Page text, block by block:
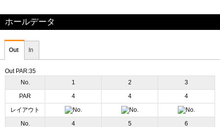
ホールデータ
Out In
Out PAR:35
No.
1 2 3
PAR 4 4 4
レイアウト
No. 4 5 6